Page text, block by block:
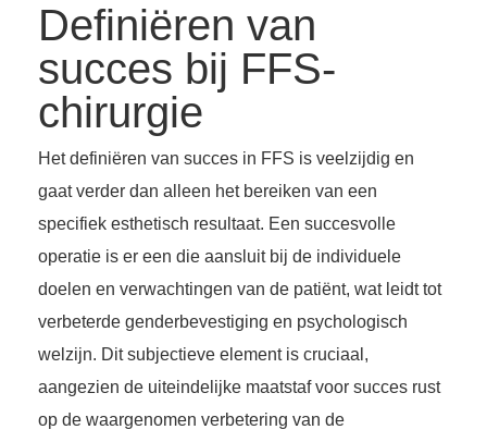
Definiëren van
succes bij FFS-
chirurgie
Het definiëren van succes in FFS is veelzijdig en
gaat verder dan alleen het bereiken van een
specifiek esthetisch resultaat. Een succesvolle
operatie is er een die aansluit bij de individuele
doelen en verwachtingen van de patiënt, wat leidt tot
verbeterde genderbevestiging en psychologisch
welzijn. Dit subjectieve element is cruciaal,
aangezien de uiteindelijke maatstaf voor succes rust
op de waargenomen verbetering van de